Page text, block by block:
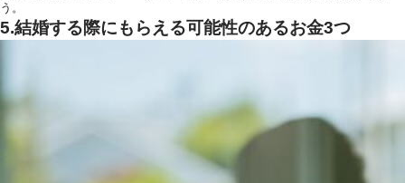
う。
5.結婚する際にもらえる可能性のあるお金3つ